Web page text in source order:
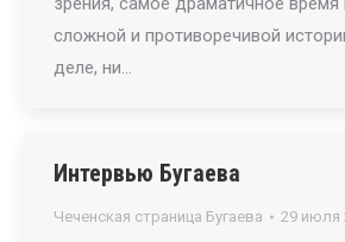
сложной и противоречивой
деле, ни…
Интервью Бугаева
Чеченская страница Бугаева 29 июля